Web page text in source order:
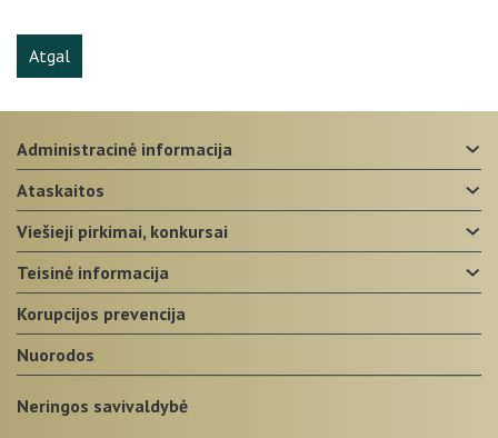
Atgal
administracinė informacija
ataskaitos
viešieji pirkimai, konkursai
teisinė informacija
korupcijos prevencija
nuorodos
Neringos savivaldybė